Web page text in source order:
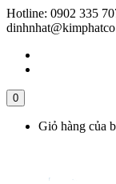
Hotline: 0902 335
0
Giỏ hàng của